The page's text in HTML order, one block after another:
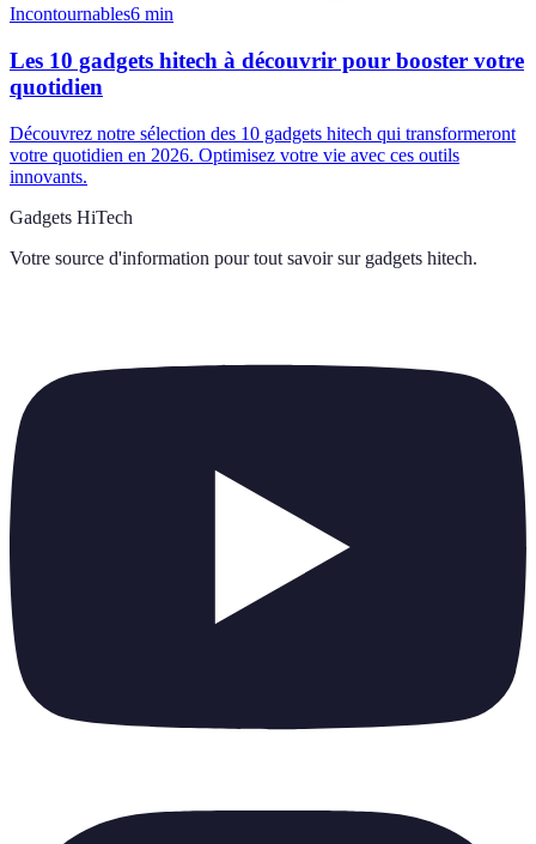
Incontournables6 min
Les 10 gadgets hitech à découvrir pour booster votre
quotidien
Découvrez notre sélection des 10 gadgets hitech qui transformeront
votre quotidien en 2026. Optimisez votre vie avec ces outils
innovants.
Gadgets HiTech
Votre source d'information pour tout savoir sur gadgets hitech.